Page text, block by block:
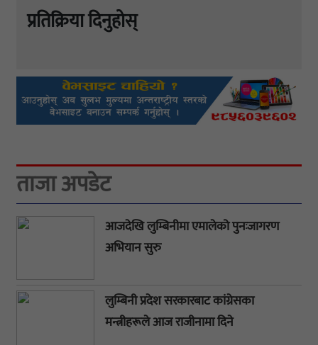
प्रतिक्रिया दिनुहोस्
ताजा अपडेट
आजदेखि लुम्बिनीमा एमालेको पुनःजागरण
अभियान सुरु
लुम्बिनी प्रदेश सरकारबाट कांग्रेसका
मन्त्रीहरूले आज राजीनामा दिने